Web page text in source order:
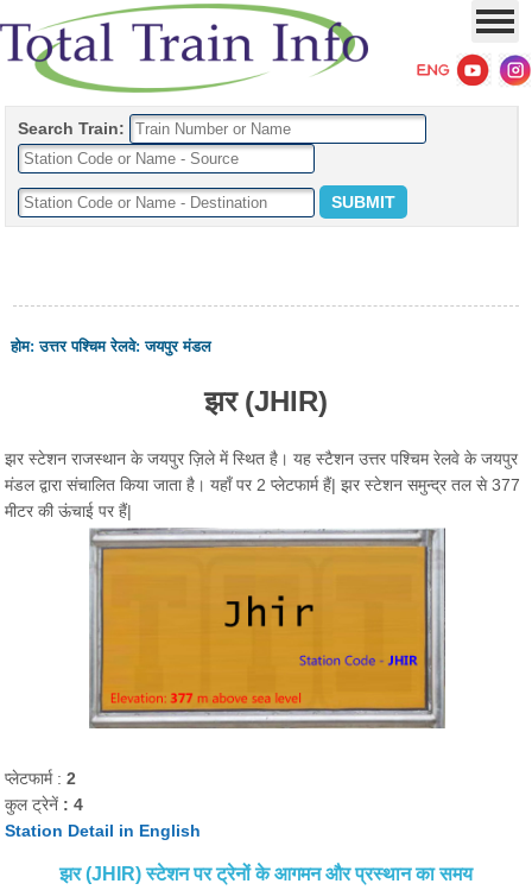
Search Train:
होम:उत्तर पश्चिम रेलवे:जयपुर मंडल
झर (JHIR)
झर स्टेशन राजस्थान के जयपुर ज़िले में स्थित है। यह स्टैशन उत्तर पश्चिम रेलवे के जयपुर
मंडल द्वारा संचालित किया जाता है। यहाँ पर 2 प्लेटफार्म हैं| झर स्टेशन समुन्द्र तल से 377
मीटर की ऊंचाई पर हैं|
प्लेटफार्म :2
कुल ट्रेनें : 4
Station Detail in English
झर (JHIR) स्टेशन पर ट्रेनों के आगमन और प्रस्थान का समय